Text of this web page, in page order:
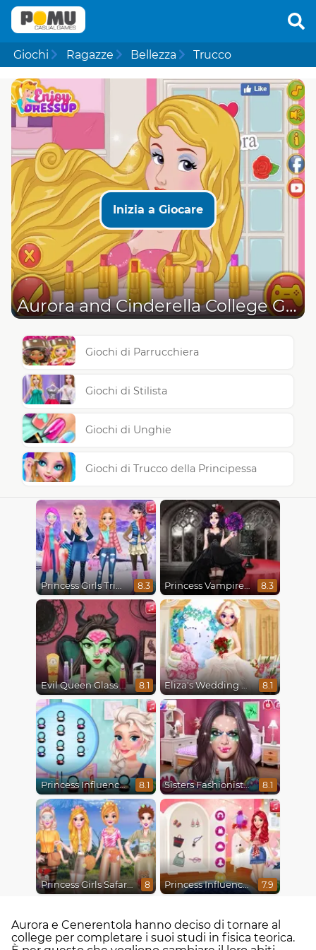
Giochi Ragazze Bellezza Trucco
Inizia a Giocare
Aurora and Cinderella College Girls
Giochi di Parrucchiera
Giochi di Stilista
Giochi di Unghie
Giochi di Trucco della Principessa
Princess Girls Trip To Aspen 8.3 Princess Vampire Wedding Makeover 8.3
Evil Queen Glass Skin Routine #Influencer 8.1 Eliza's Wedding Planner 8.1
Princess Influencer Winter Wonderland 8.1 Sisters Fashionista Makeup 8.1
Princess Girls Safari Trip 8 Princess Influencer Summer Tale 7.9
Aurora e Cenerentola hanno deciso di tornare al
college per completare i suoi studi in fisica teorica.